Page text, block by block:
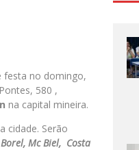
festa no domingo,
580 ,
na capital mineira.
cidade. Serão
Mc Biel, Costa